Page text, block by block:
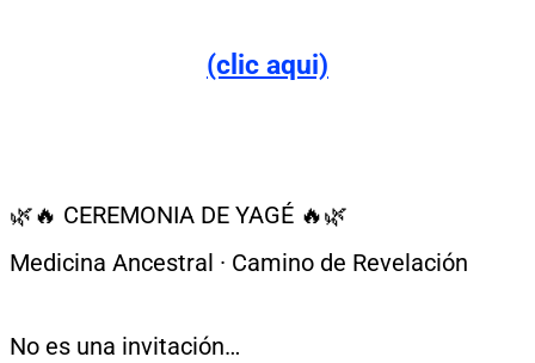
(clic aqui)
🌿🔥 CEREMONIA DE YAGÉ 🔥🌿
Medicina Ancestral · Camino de Revelación
No es una invitación…